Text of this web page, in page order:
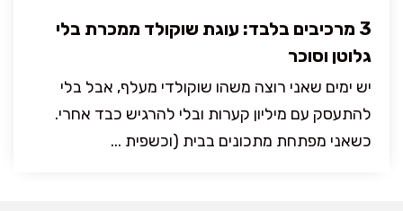
3 מרכיבים בלבד: עוגת שוקולד ממכרת בלי
גלוטן וסוכר
יש ימים שאני רוצה משהו שוקולדי מעלף, אבל בלי
להתעסק עם מיליון קערות ובלי להרגיש כבד אחרי.
כשאני מפתחת מתכונים בבית (וכשפית ...